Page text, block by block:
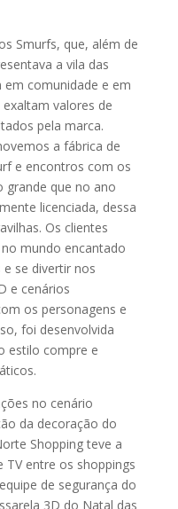
Smurfs, que, além de
a vila das
em comunidade e em
valores de
pela marca.
a fábrica de
e encontros com os
grande que no ano
licenciada, dessa
Os clientes
mundo encantado
e se divertir nos
e cenários
os personagens e
foi desenvolvida
estilo compre e
no cenário
da decoração do
Shopping teve a
entre os shoppings
de segurança do
3D do Natal das